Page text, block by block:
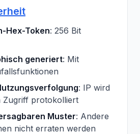
Hex-Token: 256 Bit
generiert: Mit
: IP wird
Zugriff protokolliert
Muster: Andere
nicht erraten werden